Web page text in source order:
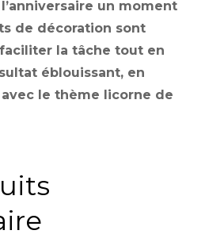
un moment
de décoration sont
la tâche tout en
éblouissant, en
le thème licorne de